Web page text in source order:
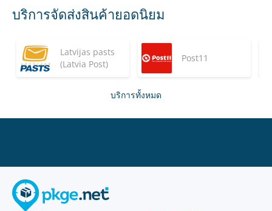
บริการจัดส่งสินค้ายอดนิยม
Latvijas pasts
(Latvia Post)
Post11
บริการทั้งหมด